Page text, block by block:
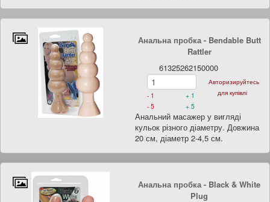
Анальна пробка - Bendable Butt
Rattler
61325262150000
+ 1
- 1
- 5
+ 5
Авторизируйтесь
для купівлі
Анальний масажер у вигляді
кульок різного діаметру. Довжина
20 см, діаметр 2-4,5 см.
Анальна пробка - Black & White
Plug